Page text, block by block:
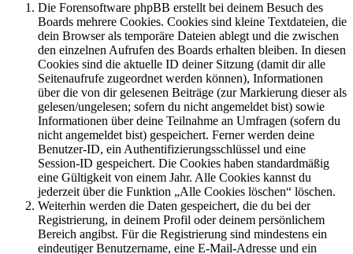
Die Forensoftware phpBB erstellt bei deinem Besuch des
Boards mehrere Cookies. Cookies sind kleine Textdateien, die
dein Browser als temporäre Dateien ablegt und die zwischen
den einzelnen Aufrufen des Boards erhalten bleiben. In diesen
Cookies sind die aktuelle ID deiner Sitzung (damit dir alle
Seitenaufrufe zugeordnet werden können), Informationen
über die von dir gelesenen Beiträge (zur Markierung dieser als
gelesen/ungelesen; sofern du nicht angemeldet bist) sowie
Informationen über deine Teilnahme an Umfragen (sofern du
nicht angemeldet bist) gespeichert. Ferner werden deine
Benutzer-ID, ein Authentifizierungsschlüssel und eine
Session-ID gespeichert. Die Cookies haben standardmäßig
eine Gültigkeit von einem Jahr. Alle Cookies kannst du
jederzeit über die Funktion „Alle Cookies löschen“ löschen.
Weiterhin werden die Daten gespeichert, die du bei der
Registrierung, in deinem Profil oder deinem persönlichem
Bereich angibst. Für die Registrierung sind mindestens ein
eindeutiger Benutzername, eine E-Mail-Adresse und ein